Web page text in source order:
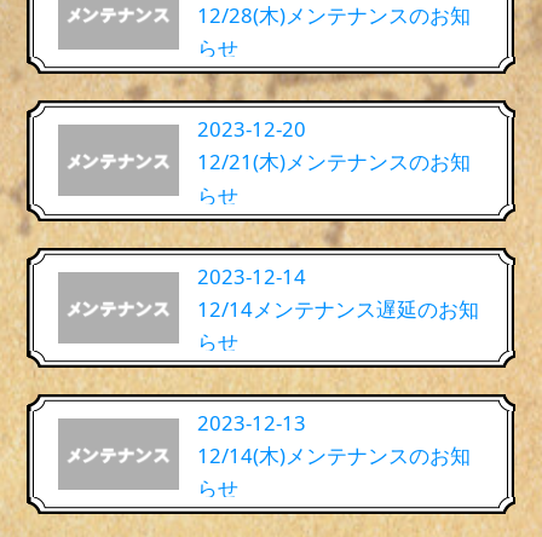
12/28(木)メンテナンスのお知
らせ
2023-12-20
12/21(木)メンテナンスのお知
らせ
2023-12-14
12/14メンテナンス遅延のお知
らせ
2023-12-13
12/14(木)メンテナンスのお知
らせ